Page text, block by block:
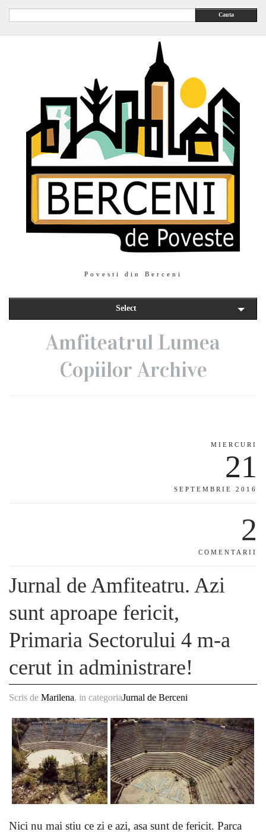
Cauta
Povesti din Berceni
Select
Amfiteatrul Lumea
Copiilor Archive
MIERCURI
21
SEPTEMBRIE 2016
2
COMENTARII
Jurnal de Amfiteatru. Azi
sunt aproape fericit,
Primaria Sectorului 4 m-a
cerut in administrare!
Scris de Marilena, in categoriaJurnal de Berceni
Nici nu mai stiu ce zi e azi, asa sunt de fericit. Parca